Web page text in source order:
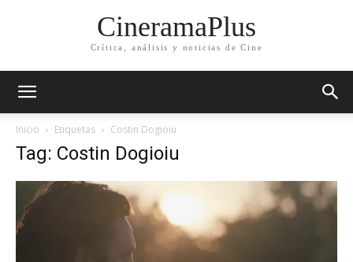
CineramaPlus
Crítica, análisis y noticias de Cine
Inicio Etiquetas Costin Dogioiu
Tag: Costin Dogioiu